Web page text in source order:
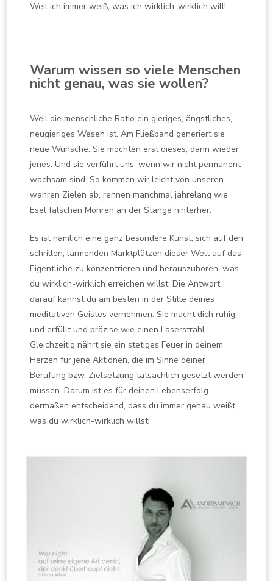
Weil ich immer weiß, was ich wirklich-wirklich will!
Warum wissen so viele Menschen
nicht genau, was sie wollen?
Weil die menschliche Ratio ein gieriges, ängstliches,
neugieriges Wesen ist. Am Fließband generiert sie
neue Wünsche. Sie möchten erst dieses, dann wieder
jenes. Und sie verführt uns, wenn wir nicht permanent
wachsam sind. So kommen wir leicht von unseren
wahren Zielen ab, rennen manchmal jahrelang wie
Esel falschen Möhren an der Stange hinterher.
Es ist nämlich eine ganz besondere Kunst, sich auf den
schrillen, lärmenden Marktplätzen dieser Welt auf das
Eigentliche zu konzentrieren und herauszuhören, was
du wirklich-wirklich erreichen willst. Die Antwort
darauf kannst du am besten in der Stille deines
meditativen Geistes vernehmen. Sie macht dich ruhig
und erfüllt und präzise wie einen Laserstrahl.
Gleichzeitig nährt sie ein stetiges Feuer in deinem
Herzen für jene Aktionen, die im Sinne deiner
Berufung bzw. Zielsetzung tatsächlich gesetzt werden
müssen. Darum ist es für deinen Lebenserfolg
dermaßen entscheidend, dass du immer genau weißt,
was du wirklich-wirklich willst!